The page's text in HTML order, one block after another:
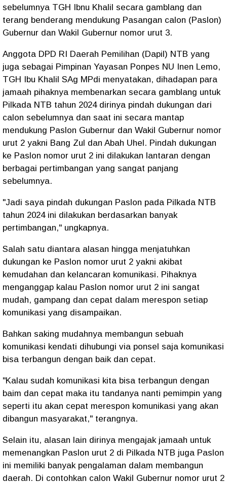
sebelumnya TGH Ibnu Khalil secara gamblang dan
terang benderang mendukung Pasangan calon (Paslon)
Gubernur dan Wakil Gubernur nomor urut 3.
Anggota DPD RI Daerah Pemilihan (Dapil) NTB yang
juga sebagai Pimpinan Yayasan Ponpes NU Inen Lemo,
TGH Ibu Khalil SAg MPdi menyatakan, dihadapan para
jamaah pihaknya membenarkan secara gamblang untuk
Pilkada NTB tahun 2024 dirinya pindah dukungan dari
calon sebelumnya dan saat ini secara mantap
mendukung Paslon Gubernur dan Wakil Gubernur nomor
urut 2 yakni Bang Zul dan Abah Uhel. Pindah dukungan
ke Paslon nomor urut 2 ini dilakukan lantaran dengan
berbagai pertimbangan yang sangat panjang
sebelumnya.
"Jadi saya pindah dukungan Paslon pada Pilkada NTB
tahun 2024 ini dilakukan berdasarkan banyak
pertimbangan," ungkapnya.
Salah satu diantara alasan hingga menjatuhkan
dukungan ke Paslon nomor urut 2 yakni akibat
kemudahan dan kelancaran komunikasi. Pihaknya
menganggap kalau Paslon nomor urut 2 ini sangat
mudah, gampang dan cepat dalam merespon setiap
komunikasi yang disampaikan.
Bahkan saking mudahnya membangun sebuah
komunikasi kendati dihubungi via ponsel saja komunikasi
bisa terbangun dengan baik dan cepat.
"Kalau sudah komunikasi kita bisa terbangun dengan
baim dan cepat maka itu tandanya nanti pemimpin yang
seperti itu akan cepat merespon komunikasi yang akan
dibangun masyarakat," terangnya.
Selain itu, alasan lain dirinya mengajak jamaah untuk
memenangkan Paslon urut 2 di Pilkada NTB juga Paslon
ini memiliki banyak pengalaman dalam membangun
daerah. Di contohkan calon Wakil Gubernur nomor urut 2